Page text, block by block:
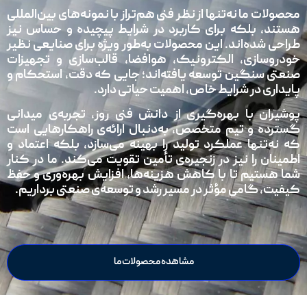
محصولات ما نه‌تنها از نظر فنی هم‌تراز با نمونه‌های بین‌المللی
هستند، بلکه برای کاربرد در شرایط پیچیده و حساس نیز
طراحی شده‌اند. این محصولات به‌طور ویژه برای صنایعی نظیر
خودروسازی، الکترونیک، هوافضا، قالب‌سازی و تجهیزات
صنعتی سنگین توسعه یافته‌اند؛ جایی که دقت، استحکام و
پایداری در شرایط خاص، اهمیت حیاتی دارد.
پوشیران با بهره‌گیری از دانش فنی روز، تجربه‌ی میدانی
گسترده و تیم متخصص، به‌دنبال ارائه‌ی راهکارهایی است
که نه‌تنها عملکرد تولید را بهینه می‌سازد، بلکه اعتماد و
اطمینان را نیز در زنجیره‌ی تأمین تقویت می‌کند. ما در کنار
شما هستیم تا با کاهش هزینه‌ها، افزایش بهره‌وری و حفظ
کیفیت، گامی مؤثر در مسیر رشد و توسعه‌ی صنعتی برداریم.
مشاهده محصولات ما